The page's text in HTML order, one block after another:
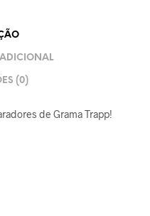
(0)
de Grama Trapp!